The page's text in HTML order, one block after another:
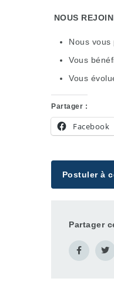
NOUS
Nous
Vous
Vous
Partager :
Facebook
Postuler à
Partager